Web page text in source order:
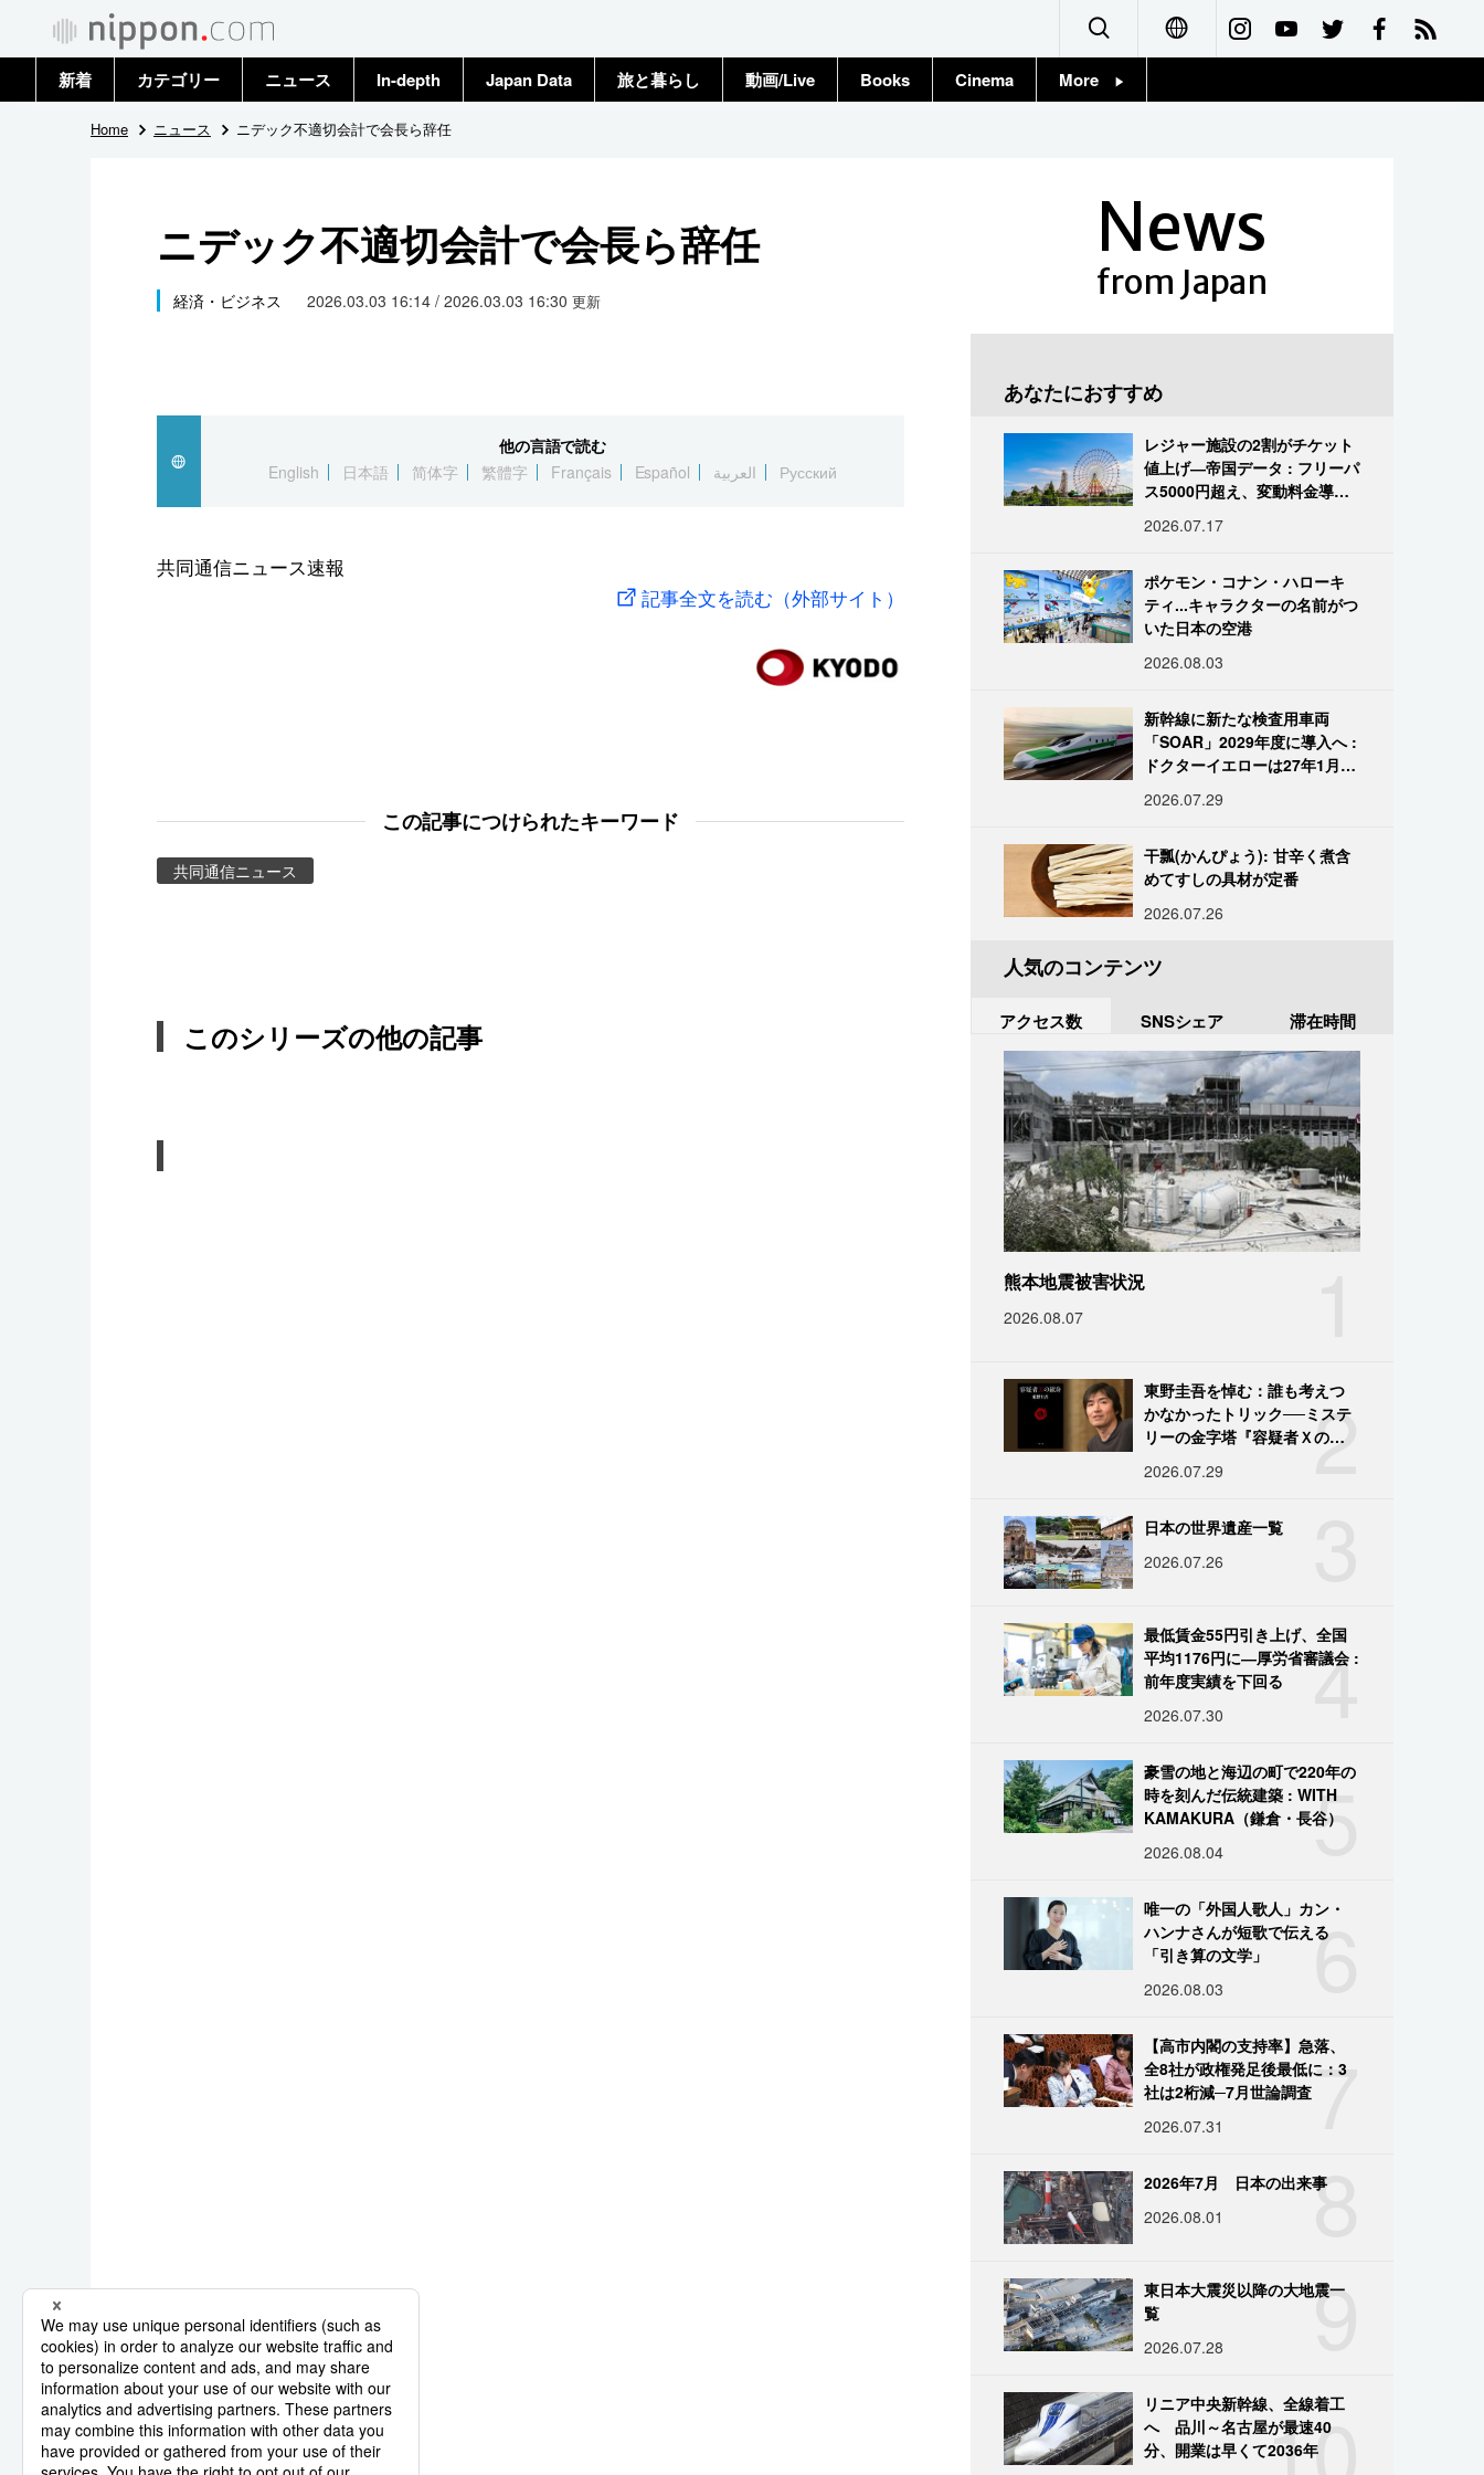
Français
新着 カテゴリー
政治・外交
国際
科学・技術
暮らし
ニュース
トップ
In-depth Japan Data 旅と暮らし 動画/Live Books Cinema More
Home ニュース ニデック不適切会計で会長ら辞任
ニデック不適切会計で会長ら辞任
経済・ビジネス 2026.03.03 16:14 / 2026.03.03 16:30 更新
他の言語で読む
English
日本語 简体字 繁體字 Français Español العربية Русский
共同通信ニュース速報
記事全文を読む（外部サイト）
この記事につけられたキーワード
共同通信ニュース
このシリーズの他の記事
News
from Japan
あなたにおすすめ
レジャー施設の2割がチケット
値上げ―帝国データ : フリーパ
ス5000円超え、変動料金導入
2026.07.17
ポケモン・コナン・ハローキ
ティ...キャラクターの名前がつ
いた日本の空港
2026.08.03
新幹線に新たな検査用車両
「SOAR」2029年度に導入へ :
ドクターイエローは27年1月に
2026.07.29
干瓢(かんぴょう): 甘辛く煮含
めてすしの具材が定番
2026.07.26
人気のコンテンツ
アクセス数 SNSシェア 滞在時間
熊本地震被害状況
2026.08.07
2
東野圭吾を悼む：誰も考えつ
かなかったトリック──ミステ
リーの金字塔『容疑者Ｘの献
2026.07.29
日本の世界遺産一覧
2026.07.26
4
最低賃金55円引き上げ、全国
平均1176円に―厚労省審議会 :
前年度実績を下回る
2026.07.30
5
豪雪の地と海辺の町で220年の
時を刻んだ伝統建築 : WITH
KAMAKURA（鎌倉・長谷）
2026.08.04
6
唯一の「外国人歌人」カン・
ハンナさんが短歌で伝える
「引き算の文学」
2026.08.03
7
【高市内閣の支持率】急落、
全8社が政権発足後最低に：3
社は2桁減─7月世論調査
2026.07.31
8
2026年7月 日本の出来事
2026.08.01
9
東日本大震災以降の大地震一
覧
2026.07.28
10
リニア中央新幹線、全線着工
へ 品川～名古屋が最速40
分、開業は早くて2036年